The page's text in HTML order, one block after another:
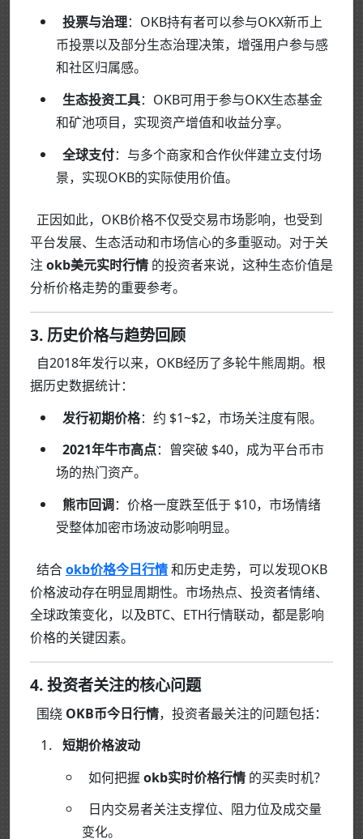
投票与治理：OKB持有者可以参与OKX新币上
币投票以及部分生态治理决策，增强用户参与感
和社区归属感。
生态投资工具：OKB可用于参与OKX生态基金
和矿池项目，实现资产增值和收益分享。
全球支付：与多个商家和合作伙伴建立支付场
景，实现OKB的实际使用价值。
正因如此，OKB价格不仅受交易市场影响，也受到
平台发展、生态活动和市场信心的多重驱动。对于关
注 okb美元实时行情 的投资者来说，这种生态价值是
分析价格走势的重要参考。
3. 历史价格与趋势回顾
自2018年发行以来，OKB经历了多轮牛熊周期。根
据历史数据统计：
发行初期价格：约 $1~$2，市场关注度有限。
2021年牛市高点：曾突破 $40，成为平台币市
场的热门资产。
熊市回调：价格一度跌至低于 $10，市场情绪
受整体加密市场波动影响明显。
结合okb价格今日行情和历史走势，可以发现OKB
价格波动存在明显周期性。市场热点、投资者情绪、
全球政策变化，以及BTC、ETH行情联动，都是影响
价格的关键因素。
4. 投资者关注的核心问题
围绕 OKB币今日行情，投资者最关注的问题包括：
短期价格波动
如何把握 okb实时价格行情 的买卖时机？
日内交易者关注支撑位、阻力位及成交量
变化。